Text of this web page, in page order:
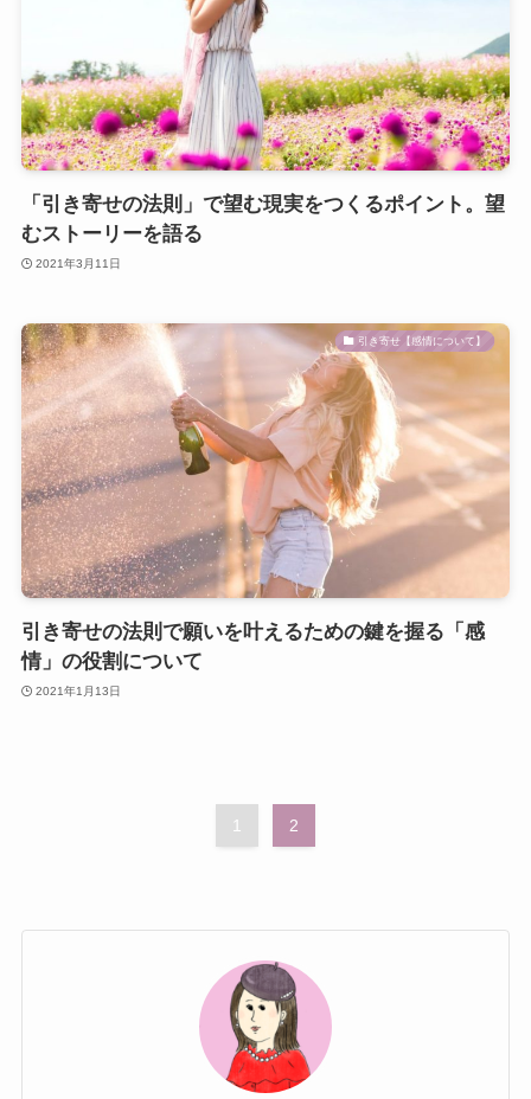
「引き寄せの法則」で望む現実をつくるポイント。望
むストーリーを語る
2021年3月11日
引き寄せ【感情について】
引き寄せの法則で願いを叶えるための鍵を握る「感
情」の役割について
2021年1月13日
1 2